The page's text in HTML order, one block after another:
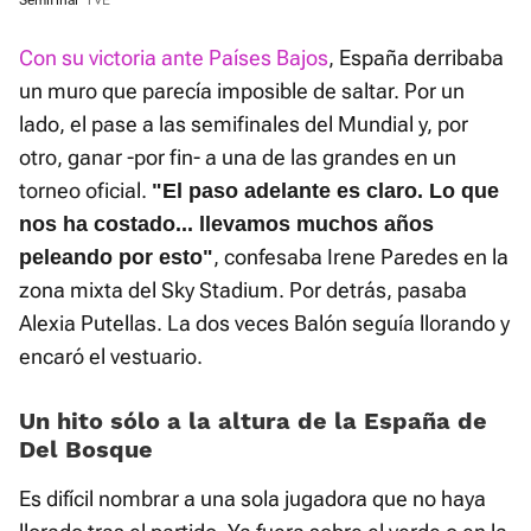
Con su victoria ante Países Bajos, España derribaba
un muro que parecía imposible de saltar. Por un
lado, el pase a las semifinales del Mundial y, por
otro, ganar -por fin- a una de las grandes en un
torneo oficial. "El paso adelante es claro. Lo que
nos ha costado... llevamos muchos años
peleando por esto", confesaba Irene Paredes en la
zona mixta del Sky Stadium. Por detrás, pasaba
Alexia Putellas. La dos veces Balón seguía llorando y
encaró el vestuario.
Un hito sólo a la altura de la España de
Del Bosque
Es difícil nombrar a una sola jugadora que no haya